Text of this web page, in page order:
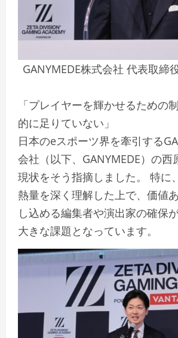
GANYMEDE株式会社 代表取
「プレイヤーを輝かせるための
的に足りていない」
日本のeスポーツ界を牽引する
会社（以下、GANYMEDE）の西
現状をそう指摘しました。 特に
熱量を深く理解した上で、価値
し込める編集者や演出家の確保
大きな課題となっています。